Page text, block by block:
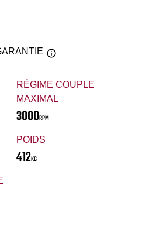
RÉGIME COUPLE
MAXIMAL
3000RPM
POIDS
412KG